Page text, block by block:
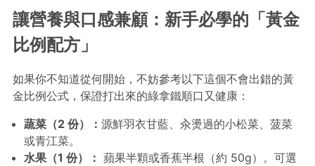
讓營養與口感兼顧：新手必學的「黃金
比例配方」
如果你不知道從何開始，不妨參考以下這個不會出錯的黃
金比例公式，保證打出來的綠拿鐵順口又健康：
蔬菜（2 份）： 源鮮羽衣甘藍、汆燙過的小松菜、菠菜
或青江菜。
水果（1 份）： 蘋果半顆或香蕉半根（約 50g）。可選